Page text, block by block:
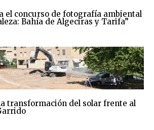
el concurso de fotografía ambiental
Bahía de Algeciras y Tarifa”
transformación del solar frente al